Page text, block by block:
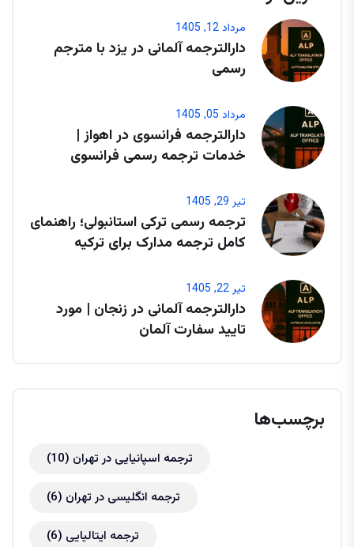
مرداد 12, 1405
دارالترجمه آلمانی در یزد با مترجم
رسمی
مرداد 05, 1405
دارالترجمه فرانسوی در اهواز |
خدمات ترجمه رسمی فرانسوی
تیر 29, 1405
ترجمه رسمی ترکی استانبولی؛ راهنمای
کامل ترجمه مدارک برای ترکیه
تیر 22, 1405
دارالترجمه آلمانی در زنجان | مورد
تایید سفارت آلمان
برچسب‌ها
ترجمه اسپانیایی در تهران (10)
ترجمه انگلیسی در تهران (6)
ترجمه ایتالیایی (6)